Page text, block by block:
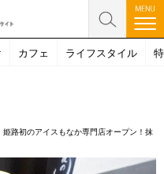
カフェ ライフスタイル
姫路初のアイスもなか専門店オープン！抹